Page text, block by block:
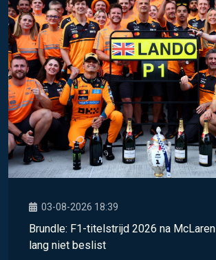
03-08-2026 18:39
Brundle: F1-titelstrijd 2026 na
lang niet beslist